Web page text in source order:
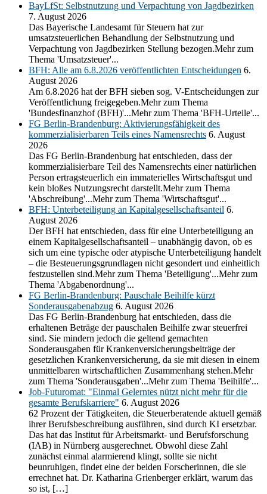
BayLfSt: Selbstnutzung und Verpachtung von Jagdbezirken
7. August 2026
Das Bayerische Landesamt für Steuern hat zur
umsatzsteuerlichen Behandlung der Selbstnutzung und
Verpachtung von Jagdbezirken Stellung bezogen.Mehr zum
Thema 'Umsatzsteuer'...
BFH: Alle am 6.8.2026 veröffentlichten Entscheidungen 6.
August 2026
Am 6.8.2026 hat der BFH sieben sog. V-Entscheidungen zur
Veröffentlichung freigegeben.Mehr zum Thema
'Bundesfinanzhof (BFH)'...Mehr zum Thema 'BFH-Urteile'...
FG Berlin-Brandenburg: Aktivierungsfähigkeit des
kommerzialisierbaren Teils eines Namensrechts 6. August
2026
Das FG Berlin-Brandenburg hat entschieden, dass der
kommerzialisierbare Teil des Namensrechts einer natürlichen
Person ertragsteuerlich ein immaterielles Wirtschaftsgut und
kein bloßes Nutzungsrecht darstellt.Mehr zum Thema
'Abschreibung'...Mehr zum Thema 'Wirtschaftsgut'...
BFH: Unterbeteiligung an Kapitalgesellschaftsanteil 6.
August 2026
Der BFH hat entschieden, dass für eine Unterbeteiligung an
einem Kapitalgesellschaftsanteil – unabhängig davon, ob es
sich um eine typische oder atypische Unterbeteiligung handelt
– die Besteuerungsgrundlagen nicht gesondert und einheitlich
festzustellen sind.Mehr zum Thema 'Beteiligung'...Mehr zum
Thema 'Abgabenordnung'...
FG Berlin-Brandenburg: Pauschale Beihilfe kürzt
Sonderausgabenabzug 6. August 2026
Das FG Berlin-Brandenburg hat entschieden, dass die
erhaltenen Beträge der pauschalen Beihilfe zwar steuerfrei
sind. Sie mindern jedoch die geltend gemachten
Sonderausgaben für Krankenversicherungsbeiträge der
gesetzlichen Krankenversicherung, da sie mit diesen in einem
unmittelbaren wirtschaftlichen Zusammenhang stehen.Mehr
zum Thema 'Sonderausgaben'...Mehr zum Thema 'Beihilfe'...
Job-Futuromat: "Einmal Gelerntes nützt nicht mehr für die
gesamte Berufskarriere" 6. August 2026
62 Prozent der Tätigkeiten, die Steuerberatende aktuell gemäß
ihrer Berufsbeschreibung ausführen, sind durch KI ersetzbar.
Das hat das Institut für Arbeitsmarkt- und Berufsforschung
(IAB) in Nürnberg ausgerechnet. Obwohl diese Zahl
zunächst einmal alarmierend klingt, sollte sie nicht
beunruhigen, findet eine der beiden Forscherinnen, die sie
errechnet hat. Dr. Katharina Grienberger erklärt, warum das
so ist, […]